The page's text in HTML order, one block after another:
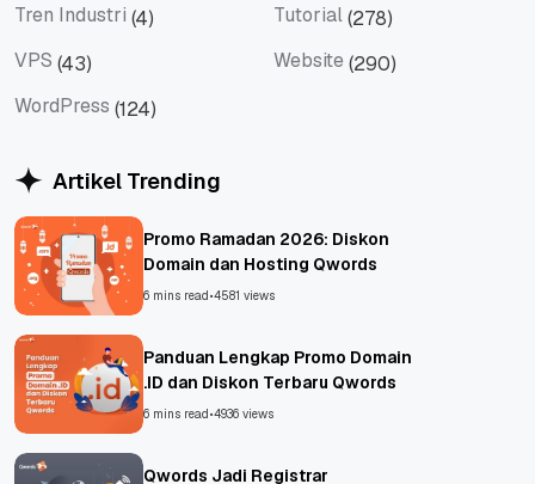
Tren Industri (4) Tutorial(278)
VPS (43) Website (290)
WordPress (124)
Artikel Trending
Promo Ramadan 2026: Diskon
Domain dan Hosting Qwords
6 mins read•4581 views
Panduan Lengkap Promo Domain
.ID dan Diskon Terbaru Qwords
6 mins read•4936 views
Qwords Jadi Registrar